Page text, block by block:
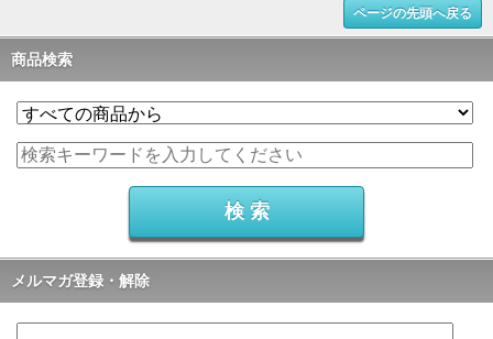
ページの先頭へ戻る
商品検索
メルマガ登録・解除